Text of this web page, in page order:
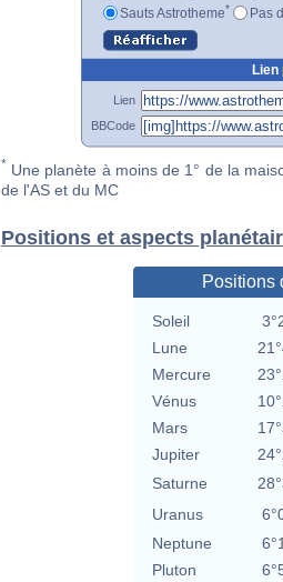
Sauts Astrotheme* Pas
Lien
Lien
BBCode
* Une planète à moins de 1° de la
de l'AS et du MC
Positions et aspects
Positions
Soleil
Lune
Mercure
Vénus
Mars
Jupiter
Saturne
Uranus
Neptune
Pluton